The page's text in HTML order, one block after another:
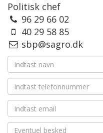
Politisk chef
96 29 66 02
40 29 58 85
sbp@sagro.dk